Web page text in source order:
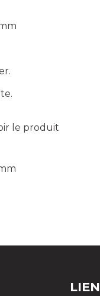
le produit